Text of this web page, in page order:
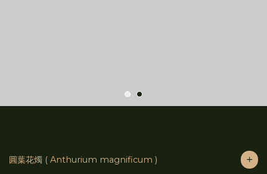
圓葉花燭 ( Anthurium magnificum )